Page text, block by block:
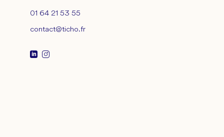
01 64 21 53 55
contact@ticho.fr